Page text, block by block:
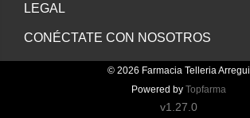
LEGAL
CONÉCTATE CON NOSOTROS
© 2026 Farmacia Telleria Arregui
Powered by Topfarma
v1.27.0